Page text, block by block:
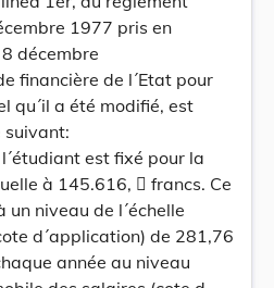
1977 pris en
décembre
financière de l´Etat pour
qu´il a été modifié, est
suivant:
est fixé pour la
à 145.616,  francs. Ce
niveau de l´échelle
d´application) de 281,76
année au niveau